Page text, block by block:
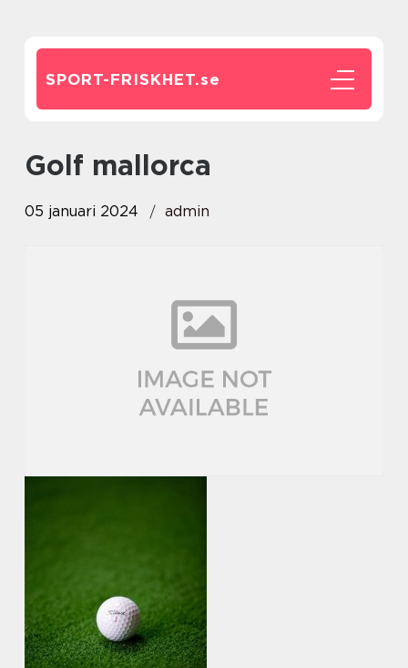
SPORT-FRISKHET.se
golf mallorca
05 januari 2024 admin